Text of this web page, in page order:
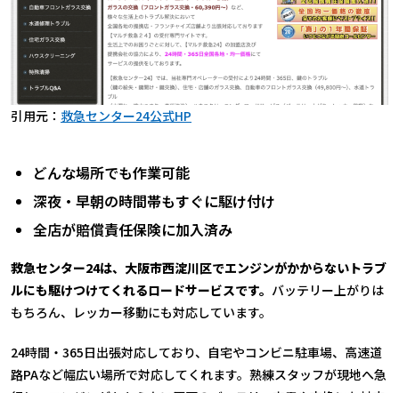
引用元： 救急センター24公式HP
どんな場所でも作業可能
深夜・早朝の時間帯もすぐに駆け付け
全店が賠償責任保険に加入済み
救急センター24は、大阪市西淀川区でエンジンがかからないトラブ
ルにも駆けつけてくれるロードサービスです。 バッテリー上がりは
もちろん、レッカー移動にも対応しています。
24時間・365日出張対応しており、自宅やコンビニ駐車場、高速道
路PAなど幅広い場所で対応してくれます。熟練スタッフが現地へ急